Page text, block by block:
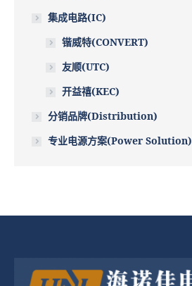
集成电路(IC)
锴威特(CONVERT)
友顺(UTC)
开益禧(KEC)
分销品牌(Distribution)
专业电源方案(Power Solution)